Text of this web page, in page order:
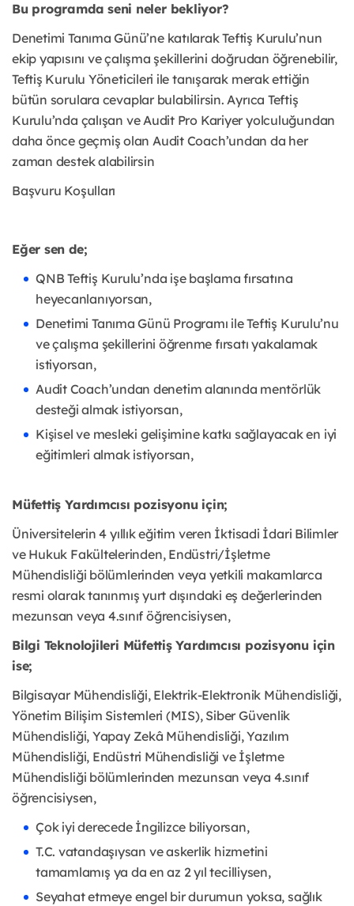
Bu programda seni neler bekliyor?
Denetimi Tanıma Günü’ne katılarak Teftiş Kurulu’nun
ekip yapısını ve çalışma şekillerini doğrudan öğrenebilir,
Teftiş Kurulu Yöneticileri ile tanışarak merak ettiğin
bütün sorulara cevaplar bulabilirsin. Ayrıca Teftiş
Kurulu’nda çalışan ve Audit Pro Kariyer yolculuğundan
daha önce geçmiş olan Audit Coach’undan da her
zaman destek alabilirsin
Başvuru Koşulları
Eğer sen de;
QNB Teftiş Kurulu’nda işe başlama fırsatına
heyecanlanıyorsan,
Denetimi Tanıma Günü Programı ile Teftiş Kurulu’nu
ve çalışma şekillerini öğrenme fırsatı yakalamak
istiyorsan,
Audit Coach’undan denetim alanında mentörlük
desteği almak istiyorsan,
Kişisel ve mesleki gelişimine katkı sağlayacak en iyi
eğitimleri almak istiyorsan,
Müfettiş Yardımcısı pozisyonu için;
Üniversitelerin 4 yıllık eğitim veren İktisadi İdari Bilimler
ve Hukuk Fakültelerinden, Endüstri/İşletme
Mühendisliği bölümlerinden veya yetkili makamlarca
resmi olarak tanınmış yurt dışındaki eş değerlerinden
mezunsan veya 4.sınıf öğrencisiysen,
Bilgi Teknolojileri Müfettiş Yardımcısı pozisyonu için
ise;
Bilgisayar Mühendisliği, Elektrik-Elektronik Mühendisliği,
Yönetim Bilişim Sistemleri (MIS), Siber Güvenlik
Mühendisliği, Yapay Zekâ Mühendisliği, Yazılım
Mühendisliği, Endüstri Mühendisliği ve İşletme
Mühendisliği bölümlerinden mezunsan veya 4.sınıf
öğrencisiysen,
Çok iyi derecede İngilizce biliyorsan,
T.C. vatandaşıysan ve askerlik hizmetini
tamamlamış ya da en az 2 yıl tecilliysen,
Seyahat etmeye engel bir durumun yoksa, sağlık